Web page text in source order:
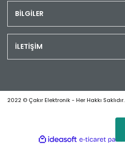
BİLGİLER
İLETİŞİM
2022 © Çakır Elektronik - Her Hakkı Saklıdır.
ideasoft